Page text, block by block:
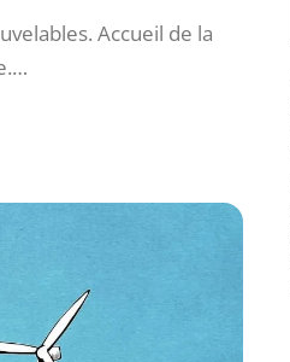
Accueil de la